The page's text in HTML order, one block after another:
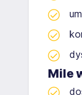
Mile